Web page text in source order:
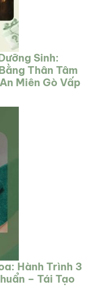
Sinh:
Thân Tâm
Miên Gò Vấp
Hành Trình 3
– Tái Tạo